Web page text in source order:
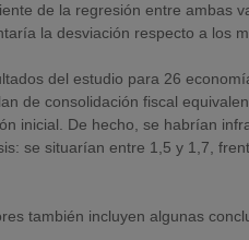
de la regresión entre ambas
la desviación respecto a los
del estudio para 26
de consolidación fiscal
inicial. De hecho, se habrían
se situarían entre 1,5 y 1,7,
también incluyen algunas